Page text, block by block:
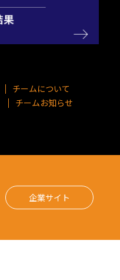
チームについて
チームお知らせ
企業サイト